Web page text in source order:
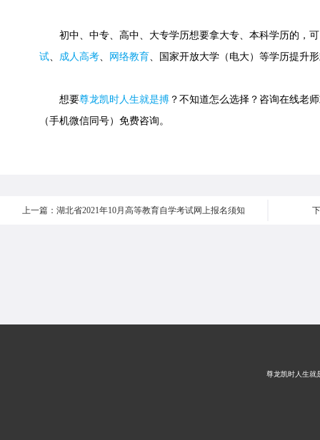
初中、中专、高中、大专学历想要拿大专、本科学历的，可
试、 成人高考、 网络教育、国家开放大学（电大）等学历提升
想要尊龙凯时人生就是搏 ？不知道怎么选择？咨询在线老
（手机微信同号）免费咨询。
上一篇：湖北省2021年10月高等教育自学考试网上报名须知
尊龙凯时人生就